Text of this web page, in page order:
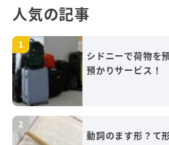
人気の記事
シドニーで荷物を
預かりサービス！
動詞のます形？て